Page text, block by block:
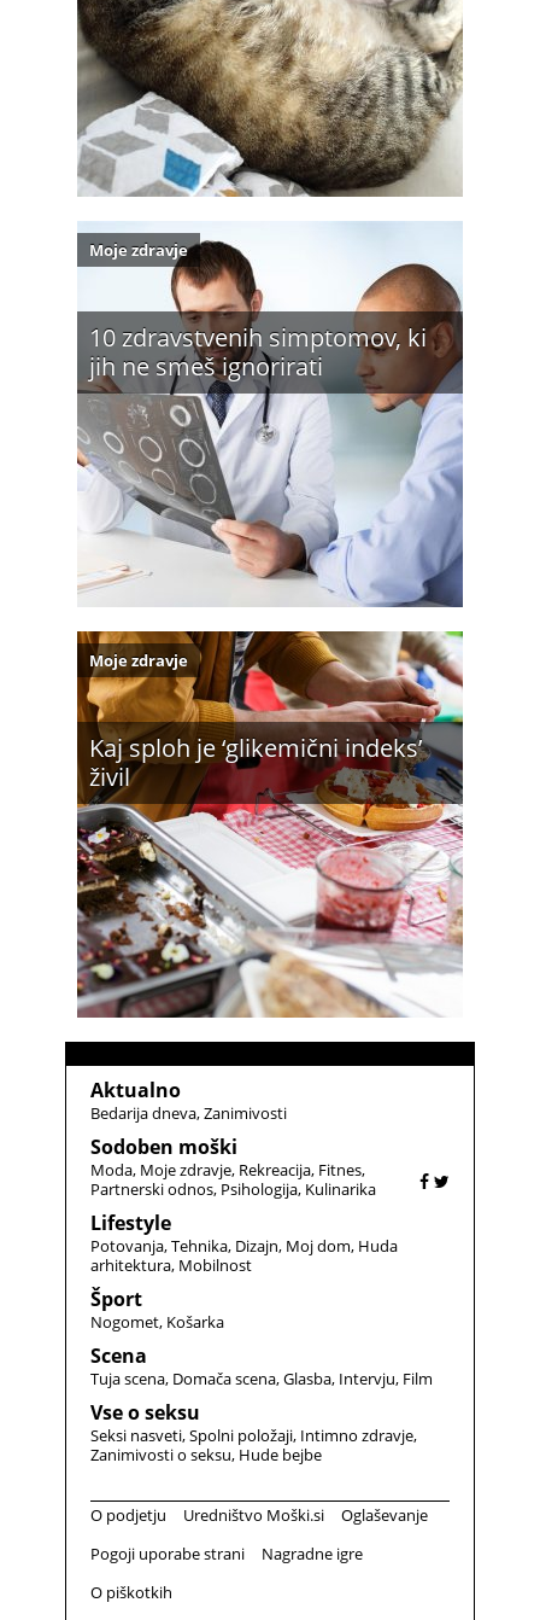
10 zdravstvenih simptomov, ki
jih ne smeš ignorirati
Moje zdravje
Kaj sploh je ‘glikemični indeks’
živil
Moje zdravje
Aktualno
Bedarija dneva Zanimivosti
Sodoben moški
Moda Moje zdravje Rekreacija Fitnes
Partnerski odnos Psihologija Kulinarika
Lifestyle
Potovanja Tehnika Dizajn Moj dom Huda
arhitektura Mobilnost
Šport
Nogomet Košarka
Scena
Tuja scena Domača scena Glasba Intervju Film
Vse o seksu
Seksi nasveti Spolni položaji Intimno zdravje
Zanimivosti o seksu Hude bejbe
O podjetju Uredništvo Moški.si
Oglaševanje
Pogoji uporabe strani
Nagradne igre
O piškotkih